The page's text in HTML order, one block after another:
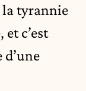
la tyrannie
c’est
d’une